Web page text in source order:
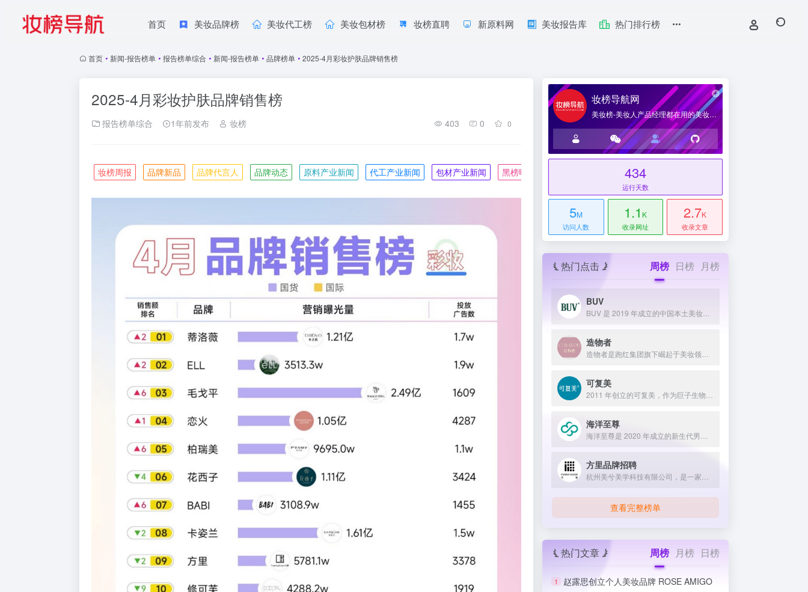
首页 美妆品牌榜 美妆代工榜 美妆包材榜 妆榜直聘 新原料网 美妆报告库 热门排行榜
首页 • 新闻-报告榜单 • 报告榜单综合 • 新闻-报告榜单 • 品牌榜单 • 2025-4月彩妆护肤品牌销售榜
2025-4月彩妆护肤品牌销售榜
报告榜单综合 1年前发布 妆榜 403 0 0
妆榜周报 品牌新品 品牌代言人 品牌动态 原料产业新闻 代工产业新闻 包材产业新闻 黑榜曝光台
妆榜导航网
美妆榜-美妆人产品经理都在用的美妆产业导航网站
434
运行天数
5M
访问人数
1.1 K
收录网址
2.7K
收录文章
热门点击 周榜 日榜 月榜
BUV
造物者
可复美
海洋至尊
方里品牌招聘
查看完整榜单
热门文章 周榜 月榜 日榜
1 赵露思创立个人美妆品牌 ROSE AMIGO